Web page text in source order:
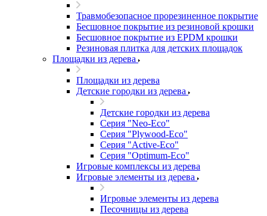
Травмобезопасное прорезиненное покрытие
Бесшовное покрытие из резиновой крошки
Бесшовное покрытие из EPDM крошки
Резиновая плитка для детских площадок
Площадки из дерева
Площадки из дерева
Детские городки из дерева
Детские городки из дерева
Серия "Neo-Eco"
Серия "Plywood-Eco"
Серия "Active-Eco"
Серия "Оptimum-Еco"
Игровые комплексы из дерева
Игровые элементы из дерева
Игровые элементы из дерева
Песочницы из дерева